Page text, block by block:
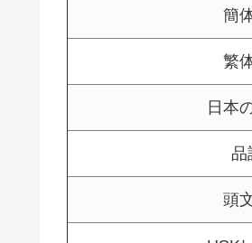
簡
繁
日本
品
頭